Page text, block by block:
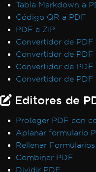
Tabla Markdown a
Código QR a PDF
PDF a ZIP
Convertidor de PDF
Convertidor de PDF
Convertidor de PDF
Convertidor de PDF
Editores de
Proteger PDF con
Aplanar formulario
Rellenar
Combinar PDF
Dividir PDF